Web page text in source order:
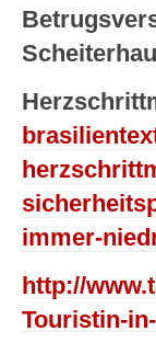
immer-
http://
Touristin-